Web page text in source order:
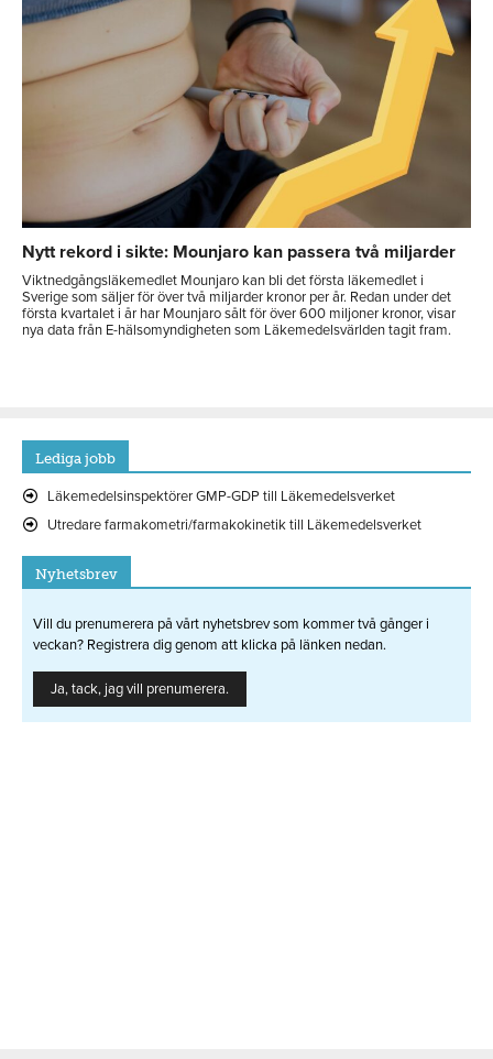
Nytt rekord i sikte: Mounjaro kan passera två miljarder
Viktnedgångsläkemedlet Mounjaro kan bli det första läkemedlet i
Sverige som säljer för över två miljarder kronor per år. Redan under det
första kvartalet i år har Mounjaro sålt för över 600 miljoner kronor, visar
nya data från E-hälsomyndigheten som Läkemedelsvärlden tagit fram.
Lediga jobb
Läkemedelsinspektörer GMP-GDP till Läkemedelsverket
Utredare farmakometri/farmakokinetik till Läkemedelsverket
Nyhetsbrev
Vill du prenumerera på vårt nyhetsbrev som kommer två gånger i
veckan? Registrera dig genom att klicka på länken nedan.
Ja, tack, jag vill prenumerera.